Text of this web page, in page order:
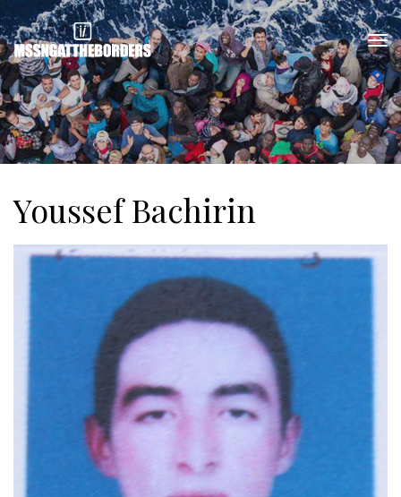
Youssef Bachirin